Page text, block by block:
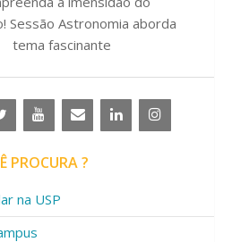
Sessão Astronomia aborda
tema fascinante
PROCURA ?
na USP